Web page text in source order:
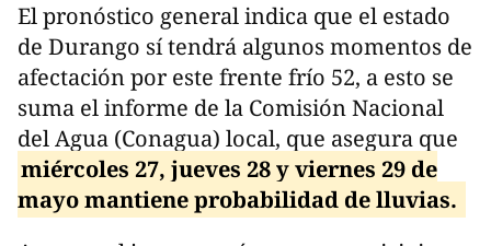
El pronóstico general indica que el estado
de Durango sí tendrá algunos momentos de
afectación por este frente frío 52, a esto se
suma el informe de la Comisión Nacional
del Agua (Conagua) local, que asegura que
miércoles 27, jueves 28 y viernes 29 de
mayo mantiene probabilidad de lluvias.